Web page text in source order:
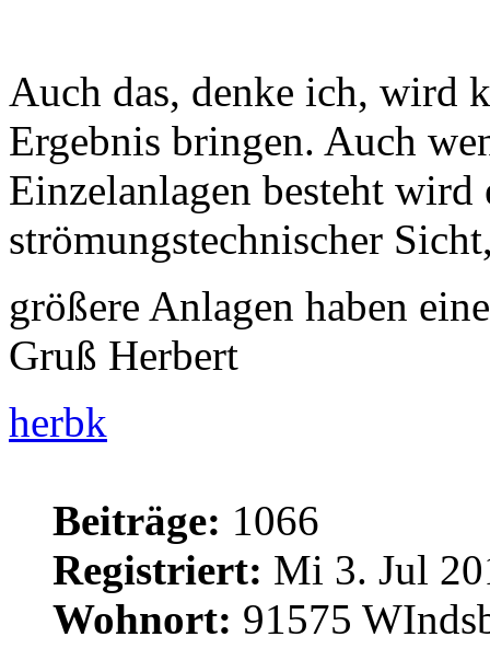
Auch das, denke ich, wird
Ergebnis bringen. Auch
Einzelanlagen besteht
strömungstechnischer
größere Anlagen haben
Gruß Herbert
herbk
Beiträge: 1066
Registriert: Mi 3. Jul
Wohnort: 91575